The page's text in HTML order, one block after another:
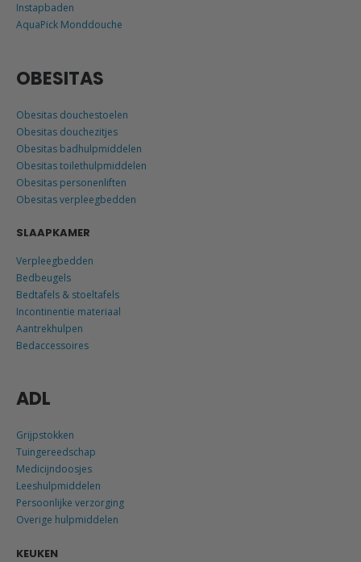
Instapbaden
AquaPick Monddouche
OBESITAS
Obesitas douchestoelen
Obesitas douchezitjes
Obesitas badhulpmiddelen
Obesitas toilethulpmiddelen
Obesitas personenliften
Obesitas verpleegbedden
SLAAPKAMER
Verpleegbedden
Bedbeugels
Bedtafels & stoeltafels
Incontinentie materiaal
Aantrekhulpen
Bedaccessoires
ADL
Grijpstokken
Tuingereedschap
Medicijndoosjes
Leeshulpmiddelen
Persoonlijke verzorging
Overige hulpmiddelen
KEUKEN